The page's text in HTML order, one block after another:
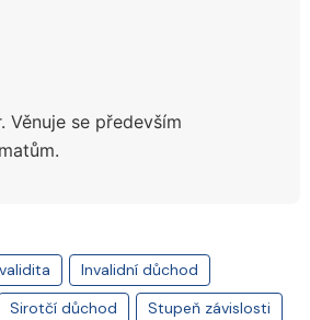
Věnuje se především
Invalidní důchod
Sirotčí důchod
Stupeň závislosti